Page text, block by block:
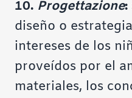
10. Progettazione:
diseño o
intereses de los
proveídos por el
materiales, los